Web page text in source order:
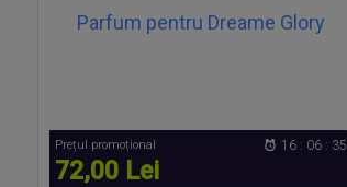
Parfum pentru Dreame Glory
Prețul promoțional
72,00 Lei
16 : 06 : 35